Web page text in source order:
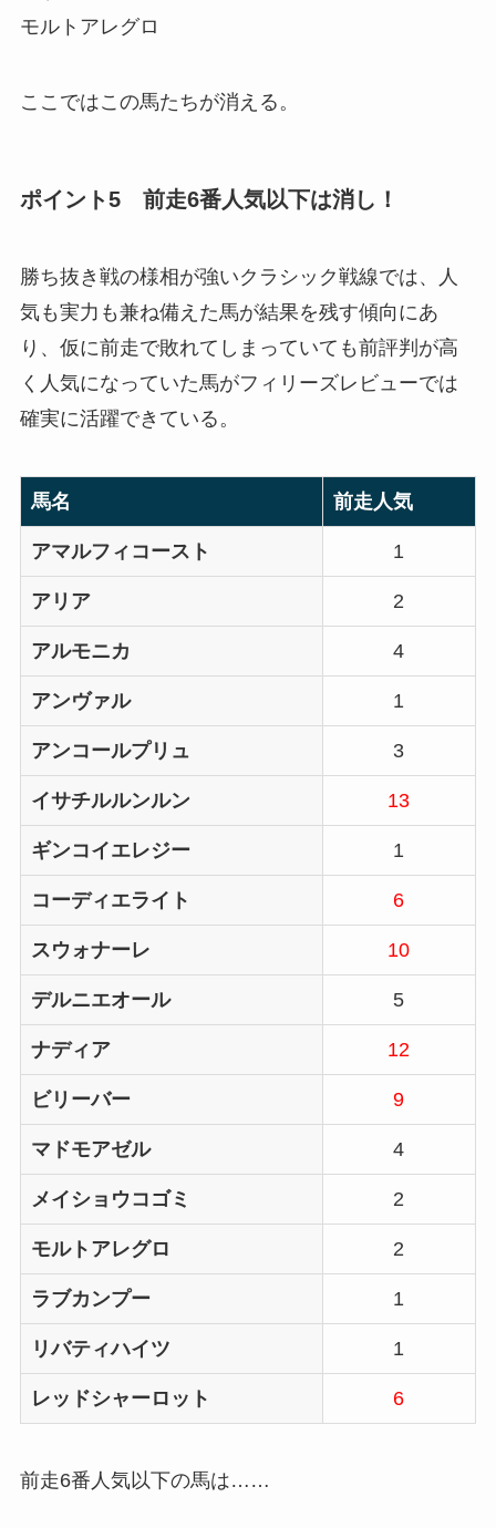
モルトアレグロ
ここではこの馬たちが消える。
ポイント5 前走6番人気以下は消し！
勝ち抜き戦の様相が強いクラシック戦線では、人
気も実力も兼ね備えた馬が結果を残す傾向にあ
り、仮に前走で敗れてしまっていても前評判が高
く人気になっていた馬がフィリーズレビューでは
確実に活躍できている。
馬名 前走人気
アマルフィコースト 1
アリア 2
アルモニカ 4
アンヴァル 1
アンコールプリュ 3
イサチルルンルン 13
ギンコイエレジー 1
コーディエライト 6
スウォナーレ 10
デルニエオール 5
ナディア 12
ビリーバー 9
マドモアゼル 4
メイショウコゴミ 2
モルトアレグロ 2
ラブカンプー 1
リバティハイツ 1
レッドシャーロット 6
前走6番人気以下の馬は……